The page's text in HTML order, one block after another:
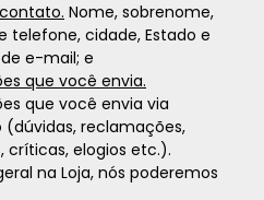
Nome, sobrenome,
telefone, cidade, Estado e
e-mail; e
que você envia.
que você envia via
(dúvidas, reclamações,
críticas, elogios etc.).
na Loja, nós poderemos